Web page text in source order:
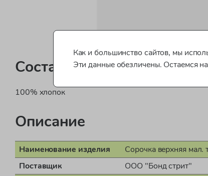
Состав
100% хлопок
Описание
Наименование изделия
Сорочка верхняя мал.
Поставщик
ООО "Бонд стрит"
Как и большинство сайтов, мы
Эти данные обезличены. Остаемся